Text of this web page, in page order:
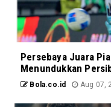
Persebaya Juara
Menundukkan
Bola.co.id Aug 07,